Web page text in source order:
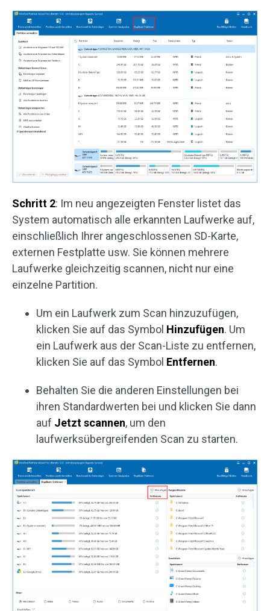
Schritt 2: Im neu angezeigten Fenster listet das
System automatisch alle erkannten Laufwerke auf,
einschließlich Ihrer angeschlossenen SD-Karte,
externen Festplatte usw. Sie können mehrere
Laufwerke gleichzeitig scannen, nicht nur eine
einzelne Partition.
Um ein Laufwerk zum Scan hinzuzufügen,
klicken Sie auf das Symbol Hinzufügen. Um
ein Laufwerk aus der Scan-Liste zu entfernen,
klicken Sie auf das Symbol Entfernen.
Behalten Sie die anderen Einstellungen bei
ihren Standardwerten bei und klicken Sie dann
auf Jetzt scannen, um den
laufwerksübergreifenden Scan zu starten.